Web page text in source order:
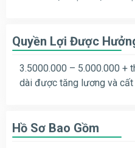
Quyền Lợi Được
3.5000.000 – 5.000.000 +
dài được tăng lương và cất
Hồ Sơ Bao Gồm